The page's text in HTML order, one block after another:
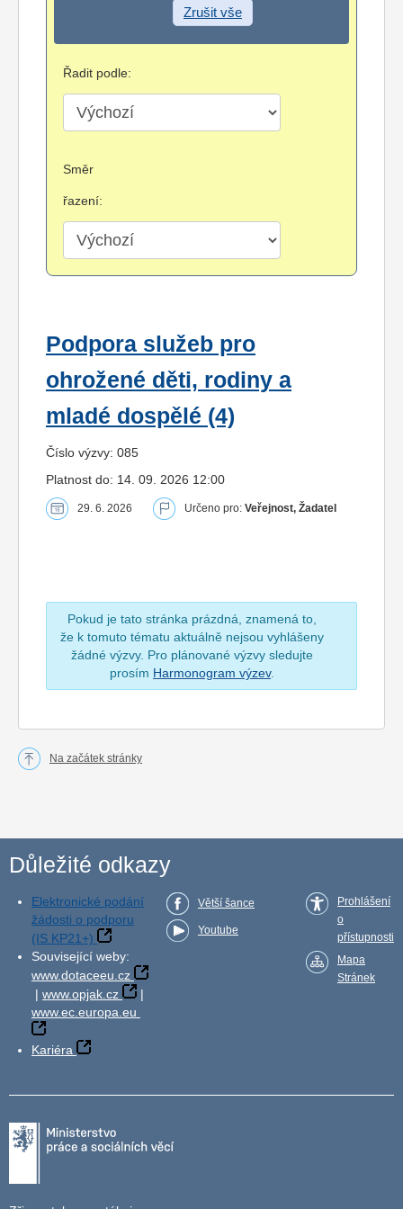
Zrušit vše
Řadit podle:
Směr
řazení:
Podpora služeb pro
ohrožené děti, rodiny a
mladé dospělé (4)
Číslo výzvy: 085
Platnost do: 14. 09. 2026 12:00
29. 6. 2026 Určeno pro: Veřejnost, Žadatel
Pokud je tato stránka prázdná, znamená to,
že k tomuto tématu aktuálně nejsou vyhlášeny
žádné výzvy. Pro plánované výzvy sledujte
prosím Harmonogram výzev.
Na začátek stránky
Důležité odkazy
Elektronické podání
žádosti o podporu
(IS KP21+)
Související weby:
www.dotaceeu.cz
| www.opjak.cz
|
www.ec.europa.eu
Kariéra
Větší šance
Youtube
Prohlášení
o
přístupnosti
Mapa
Stránek